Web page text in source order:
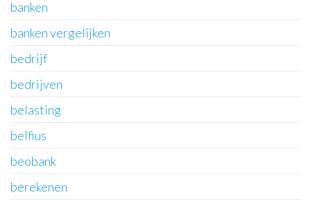
banken
banken vergelijken
bedrijf
bedrijven
belasting
belfius
beobank
berekenen